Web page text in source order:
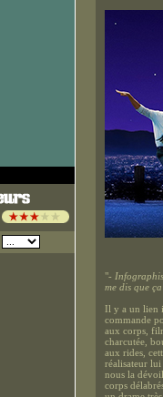
"-
me dis que
Il y a un lien
commande
aux corps,
charcutée,
aux rides,
réalisateur
nous la
corps